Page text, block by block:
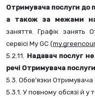
Отримувача послуги до
а також за межами
заняття. Графік занять
сервісі My GC (
5.2.11. Надавач послуг не
речі Отримувача
5.3. Обов'язки Отримувача
5.3.1. У повному обсязі й у